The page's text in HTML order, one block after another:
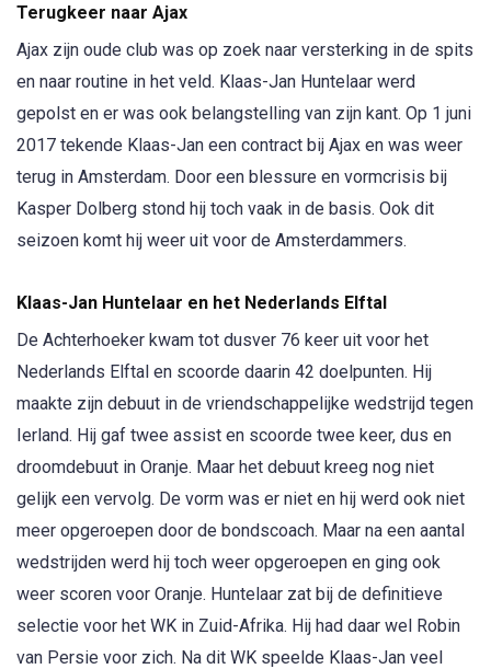
Terugkeer naar Ajax
Ajax zijn oude club was op zoek naar versterking in de spits
en naar routine in het veld. Klaas-Jan Huntelaar werd
gepolst en er was ook belangstelling van zijn kant. Op 1 juni
2017 tekende Klaas-Jan een contract bij Ajax en was weer
terug in Amsterdam. Door een blessure en vormcrisis bij
Kasper Dolberg stond hij toch vaak in de basis. Ook dit
seizoen komt hij weer uit voor de Amsterdammers.
Klaas-Jan Huntelaar en het Nederlands Elftal
De Achterhoeker kwam tot dusver 76 keer uit voor het
Nederlands Elftal en scoorde daarin 42 doelpunten. Hij
maakte zijn debuut in de vriendschappelijke wedstrijd tegen
Ierland. Hij gaf twee assist en scoorde twee keer, dus en
droomdebuut in Oranje. Maar het debuut kreeg nog niet
gelijk een vervolg. De vorm was er niet en hij werd ook niet
meer opgeroepen door de bondscoach. Maar na een aantal
wedstrijden werd hij toch weer opgeroepen en ging ook
weer scoren voor Oranje. Huntelaar zat bij de definitieve
selectie voor het WK in Zuid-Afrika. Hij had daar wel Robin
van Persie voor zich. Na dit WK speelde Klaas-Jan veel